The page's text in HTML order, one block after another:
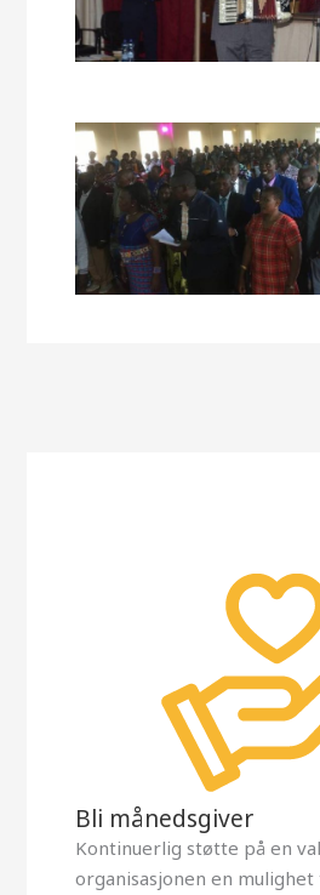
Bli månedsgiver
Kontinuerlig støtte på en
organisasjonen en